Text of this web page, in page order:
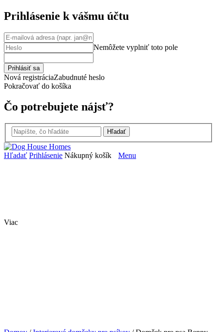
Prihlásenie k vášmu účtu
Nemôžete vyplniť toto pole
Prihlásiť sa
Nová registráciaZabudnuté heslo
Pokračovať do košíka
Čo potrebujete nájsť?
Hľadať
Hľadať Prihlásenie Nákupný košík Menu
Viac